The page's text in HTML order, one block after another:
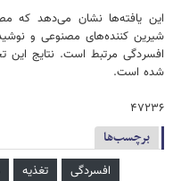
این یافته‌ها نشان می‌دهد که
شیرین‌ کننده‌های مصنوعی و
شده است.
۴۷۲۳۶
برچسب‌ها
افسردگی تغذیه